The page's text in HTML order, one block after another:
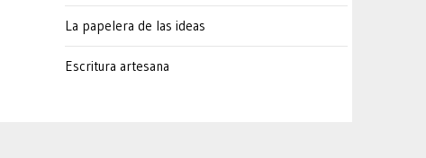
La papelera de las ideas
Escritura artesana